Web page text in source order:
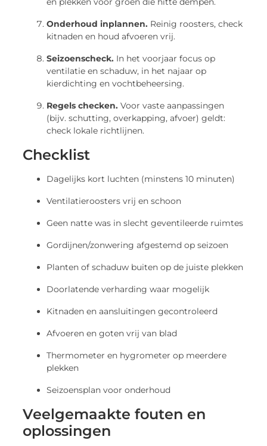
Onderhoud inplannen. Reinig roosters, check
kitnaden en houd afvoeren vrij.
Seizoenscheck. In het voorjaar focus op
ventilatie en schaduw, in het najaar op
kierdichting en vochtbeheersing.
Regels checken. Voor vaste aanpassingen
(bijv. schutting, overkapping, afvoer) geldt:
check lokale richtlijnen.
Checklist
Dagelijks kort luchten (minstens 10 minuten)
Ventilatieroosters vrij en schoon
Geen natte was in slecht geventileerde ruimtes
Gordijnen/zonwering afgestemd op seizoen
Planten of schaduw buiten op de juiste plekken
Doorlatende verharding waar mogelijk
Kitnaden en aansluitingen gecontroleerd
Afvoeren en goten vrij van blad
Thermometer en hygrometer op meerdere
plekken
Seizoensplan voor onderhoud
Veelgemaakte fouten en
oplossingen